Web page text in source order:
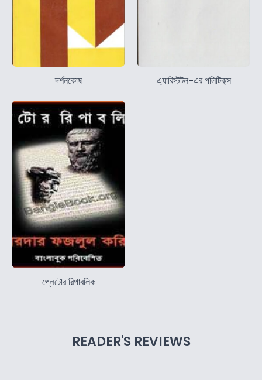
দর্শনকোষ এ্যারিস্টটল-এর পলিটিক্‌স
প্লেটোর রিপাবলিক
READER'S REVIEWS